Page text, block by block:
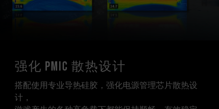
强化 PMIC 散热设计
搭配使用专业导热硅胶，强化电源管理芯片散热设
计，